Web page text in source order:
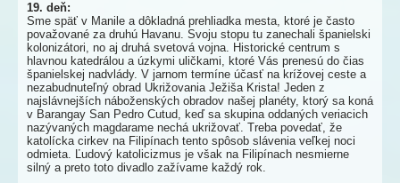
19. deň:
Sme späť v Manile a dôkladná prehliadka mesta, ktoré je často
považované za druhú Havanu. Svoju stopu tu zanechali španielski
kolonizátori, no aj druhá svetová vojna. Historické centrum s
hlavnou katedrálou a úzkymi uličkami, ktoré Vás prenesú do čias
španielskej nadvlády. V jarnom termíne účasť na krížovej ceste a
nezabudnuteľný obrad Ukrižovania Ježiša Krista! Jeden z
najslávnejších náboženských obradov našej planéty, ktorý sa koná
v Barangay San Pedro Cutud, keď sa skupina oddaných veriacich
nazývaných magdarame nechá ukrižovať. Treba povedať, že
katolícka cirkev na Filipínach tento spôsob slávenia veľkej noci
odmieta. Ľudový katolicizmus je však na Filipínach nesmierne
silný a preto toto divadlo zažívame každý rok.